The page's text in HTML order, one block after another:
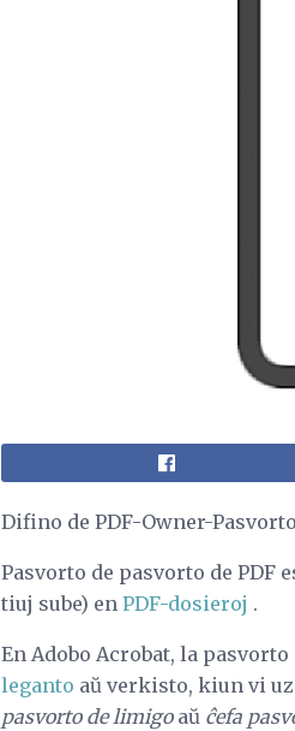
Difino de PDF-Owner-
Pasvorto de pasvorto de
tiuj sube) en PDF-dosieroj .
En Adobo Acrobat, la
leganto aŭ verkisto, kiun vi
pasvorto de limigoaŭ ĉefa